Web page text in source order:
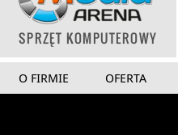
O FIRMIE OFERTA